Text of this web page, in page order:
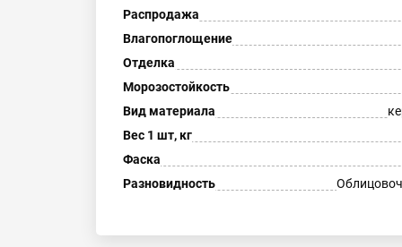
Распродажа
Влагопоглощение
Отделка
Морозостойкость
Вид материала
Вес 1 шт, кг
Фаска
Разновидность